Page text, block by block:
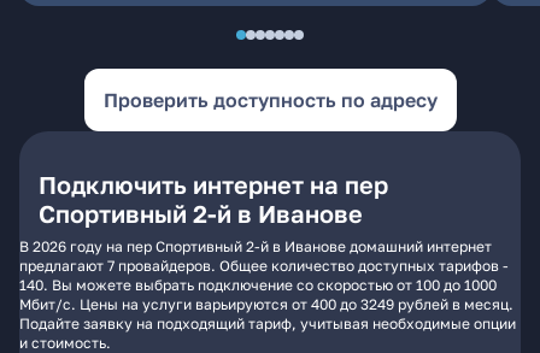
Проверить доступность по адресу
Подключить интернет на пер
Спортивный 2-й в Иванове
В 2026 году на пер Спортивный 2-й в Иванове домашний интернет
предлагают 7 провайдеров. Общее количество доступных тарифов -
140. Вы можете выбрать подключение со скоростью от 100 до 1000
Мбит/с. Цены на услуги варьируются от 400 до 3249 рублей в месяц.
Подайте заявку на подходящий тариф, учитывая необходимые опции
и стоимость.